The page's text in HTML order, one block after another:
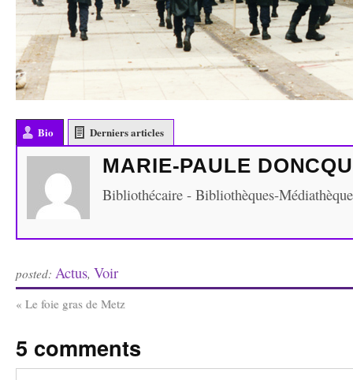
Bio Derniers articles
MARIE-PAULE
Bibliothécaire - Bibliothèques-
posted: Actus, Voir
« Le foie gras de Metz
5 comments